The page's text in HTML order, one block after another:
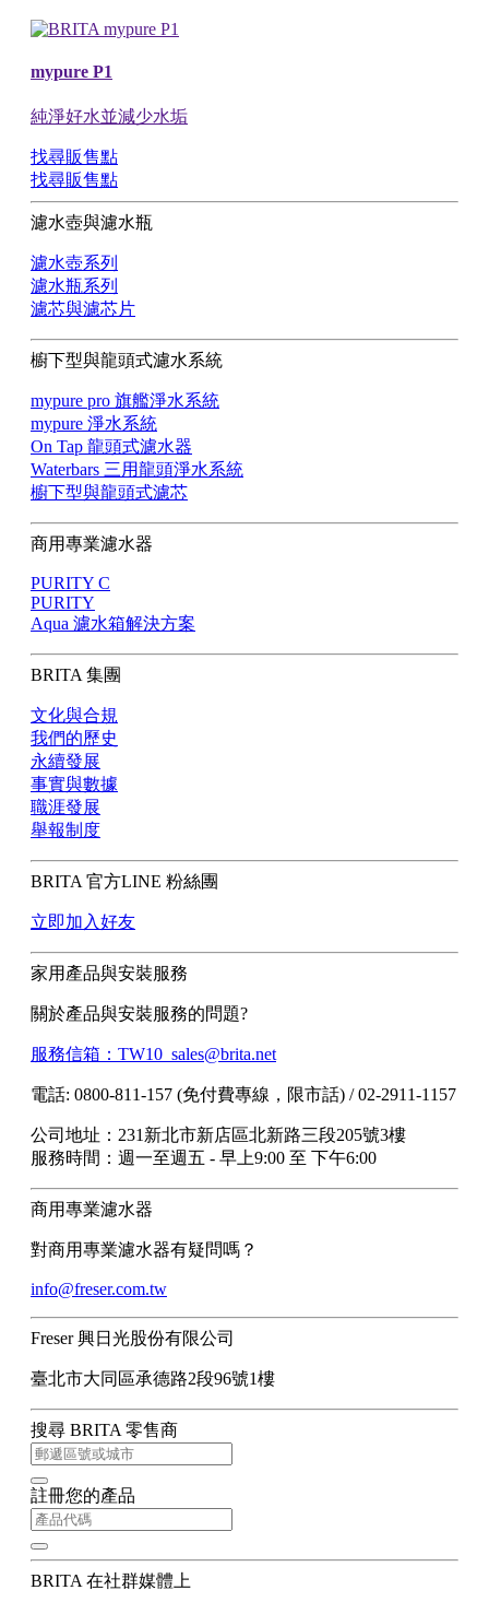
mypure P1
純淨好水並減少水垢
找尋販售點
找尋販售點
濾水壺與濾水瓶
濾水壺系列
濾水瓶系列
濾芯與濾芯片
櫥下型與龍頭式濾水系統
mypure pro 旗艦淨水系統
mypure 淨水系統
On Tap 龍頭式濾水器
Waterbars 三用龍頭淨水系統
櫥下型與龍頭式濾芯
商用專業濾水器
PURITY C
PURITY
Aqua 濾水箱解決方案
BRITA 集團
文化與合規
我們的歷史
永續發展
事實與數據
職涯發展
舉報制度
BRITA 官方LINE 粉絲團
立即加入好友
家用產品與安裝服務
關於產品與安裝服務的問題?
服務信箱：TW10_sales@brita.net
電話: 0800-811-157 (免付費專線，限市話) / 02-2911-1157
公司地址：231新北市新店區北新路三段205號3樓
服務時間：週一至週五 - 早上9:00 至 下午6:00
商用專業濾水器
對商用專業濾水器有疑問嗎？
info@freser.com.tw
Freser 興日光股份有限公司
臺北市大同區承德路2段96號1樓
搜尋 BRITA 零售商
註冊您的產品
BRITA 在社群媒體上